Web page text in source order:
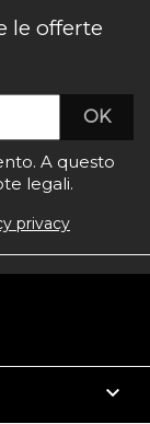
le offerte
A questo
legali.
privacy
